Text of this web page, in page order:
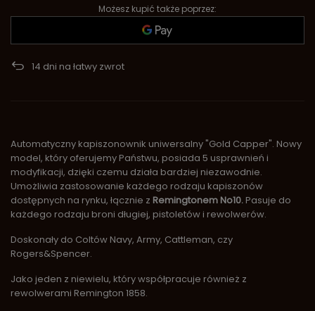
Możesz kupić także poprzez:
14 dni na łatwy zwrot
Automatyczny kapiszonownik uniwersalny "Gold Capper". Nowy
model, który oferujemy Państwu, posiada 5 usprawnień i
modyfikacji, dzięki czemu działa bardziej niezawodnie.
Umożliwia zastosowanie każdego rodzaju kapiszonów
dostępnych na rynku, łącznie z Remingtonem No10. Pasuje do
każdego rodzaju broni długiej, pistoletów i rewolwerów.
Doskonały do Coltów Navy, Army, Cattleman, czy
Rogers&Spencer.
Jako jeden z niewielu, który współpracuje również z
rewolwerami Remington 1858.